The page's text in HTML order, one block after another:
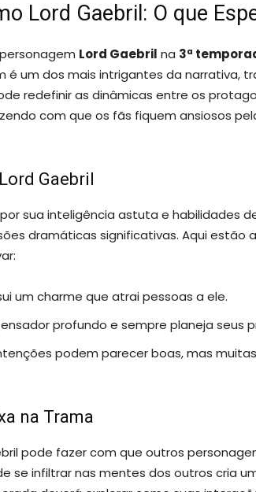
Lord Gaebril: O que
Lord Gaebril na 3ª
é um dos mais intrigantes da narrativa,
redefinir as dinâmicas entre os
com que os fãs fiquem ansiosos
Gaebril
sua inteligência astuta e habilidades
dramáticas significativas. Aqui estão
um charme que atrai pessoas a ele.
profundo e sempre planeja seus
podem parecer boas, mas
na Trama
pode fazer com que outros
se infiltrar nas mentes dos outros cria